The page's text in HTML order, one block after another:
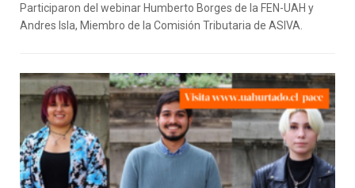
Participaron del webinar Humberto Borges de la FEN-UAH y
Andres Isla, Miembro de la Comisión Tributaria de ASIVA.